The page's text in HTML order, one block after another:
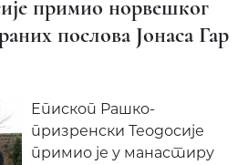
примио норвешког
послова Јонаса Гар
Епископ Рашко-
призренски Теодосије
примио је у манастиру